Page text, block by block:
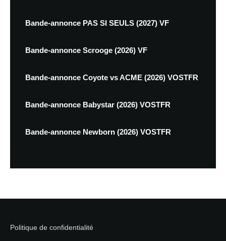
Bande-annonce PAS SI SEULS (2027) VF
Bande-annonce Scrooge (2026) VF
Bande-annonce Coyote vs ACME (2026) VOSTFR
Bande-annonce Babystar (2026) VOSTFR
Bande-annonce Newborn (2026) VOSTFR
Politique de confidentialité